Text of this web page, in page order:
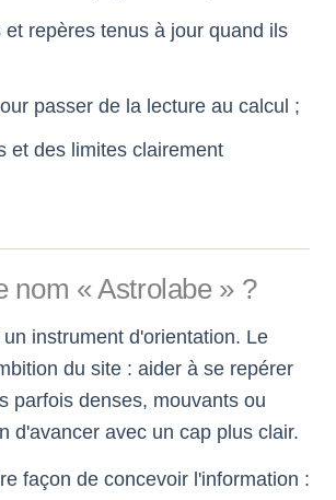
et repères tenus à jour quand ils
passer de la lecture au calcul ;
et des limites clairement
nom « Astrolabe » ?
instrument d'orientation. Le
du site : aider à se repérer
parfois denses, mouvants ou
d'avancer avec un cap plus clair.
façon de concevoir l'information :